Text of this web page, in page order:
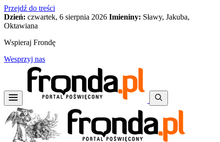
Przejdź do treści
Dzień: czwartek, 6 sierpnia 2026 Imieniny: Sławy, Jakuba,
Oktawiana
Wspieraj Frondę
Wesprzyj nas